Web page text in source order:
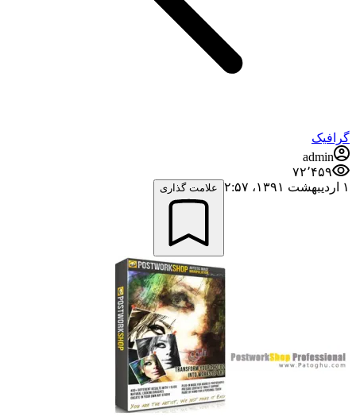
گرافیک
admin
۷۲٬۴۵۹
۱ اردیبهشت ۱۳۹۱،‏ ۲:۵۷
علامت گذاری